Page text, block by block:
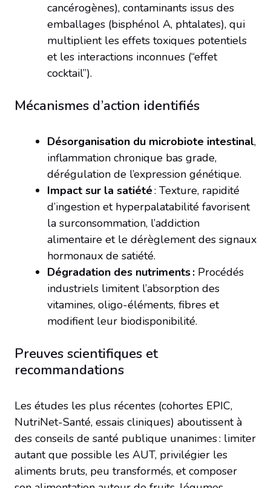
cancérogènes), contaminants issus des
emballages (bisphénol A, phtalates), qui
multiplient les effets toxiques potentiels
et les interactions inconnues (“effet
cocktail”).
Mécanismes d’action identifiés
Désorganisation du microbiote intestinal,
inflammation chronique bas grade,
dérégulation de l’expression génétique.
Impact sur la satiété: Texture, rapidité
d’ingestion et hyperpalatabilité favorisent
la surconsommation, l’addiction
alimentaire et le dérèglement des signaux
hormonaux de satiété.
Dégradation des nutriments : Procédés
industriels limitent l’absorption des
vitamines, oligo-éléments, fibres et
modifient leur biodisponibilité.
Preuves scientifiques et
recommandations
Les études les plus récentes (cohortes EPIC,
NutriNet-Santé, essais cliniques) aboutissent à
des conseils de santé publique unanimes : limiter
autant que possible les AUT, privilégier les
aliments bruts, peu transformés, et composer